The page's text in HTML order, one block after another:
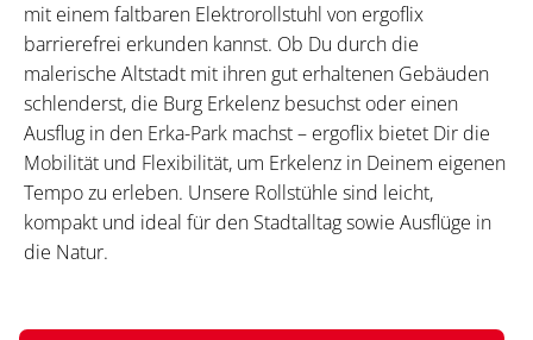
mit einem faltbaren Elektrorollstuhl von ergoflix
barrierefrei erkunden kannst. Ob Du durch die
malerische Altstadt mit ihren gut erhaltenen Gebäuden
schlenderst, die Burg Erkelenz besuchst oder einen
Ausflug in den Erka-Park machst – ergoflix bietet Dir die
Mobilität und Flexibilität, um Erkelenz in Deinem eigenen
Tempo zu erleben. Unsere Rollstühle sind leicht,
kompakt und ideal für den Stadtalltag sowie Ausflüge in
die Natur.